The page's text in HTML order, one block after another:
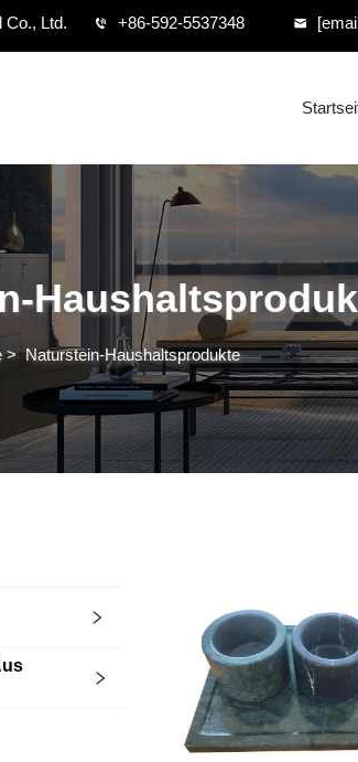
Co., Ltd. +86-592-5537348
>Naturstein-Haushaltsprodukte